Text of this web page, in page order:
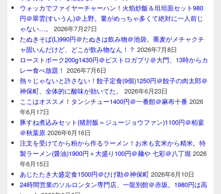
ウォッカでファイヤーチャーハン！火焰炒飯＆坦坦面セット980
円＠翠雲(すいうん)＠上野。量がめっちゃ多くて絶対に一人前じ
ゃない…。
2026年7月27日
たぬきそば(L)990円＠たぬきは飲み物＠池袋。蕎麦がメチャクチ
ャ固いんだけど、どこが飲み物なん！？ 2026年7月8日
ローストポーク200g1430円＠ビストロガブリ＠大門、13時からカ
レー食べ放題！ 2026年7月6日
熱々じゃないと許さない！餃子定食(9個)1250円＠餃子の肉太郎＠
神保町、全体的に酸味が効いてた。
2026年6月23日
ここはオススメ！タンシチュー1400円＠一番館＠麻布十番 2026
年6月17日
豚すね煮込みセット(猪肘飯＝ジュージョウファン)1100円＠柏宴
＠秋葉原 2026年6月16日
注文を受けてから粉から作るラーメン！お米も玄米から精米。特
製ラーメン(醤油)1900円＋大盛り100円＠麺や 七彩＠八丁堀 2026
年6月15日
あじたたき大盛定食1500円＠ひげ勘＠神保町 2026年6月10日
24時間営業のソルロンタン専門店、一龍別館＠赤坂。1980円は高